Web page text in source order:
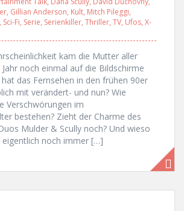
, Gillian Anderson, Kult, Mitch Pileggi,
, Sci-Fi, Serie, Serienkiller, Thriller, TV, Ufos, X-
kam die Mutter aller
noch einmal auf die Bildschirme
hat das Fernsehen in den frühen 90er
mit verändert- und nun? Wie
Verschwörungen im
bestehen? Zieht der Charme des
Mulder & Scully noch? Und wieso
eigentlich noch immer […]